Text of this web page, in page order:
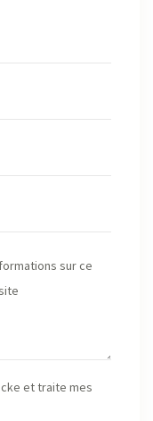
et traite mes